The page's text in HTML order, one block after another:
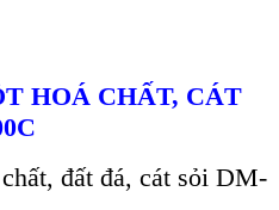
T HOÁ CHẤT, CÁT
đất đá, cát sỏi DM-